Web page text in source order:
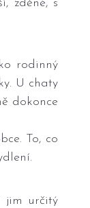
zděné, s
rodinný
U chaty
dokonce
To, co
jim určitý